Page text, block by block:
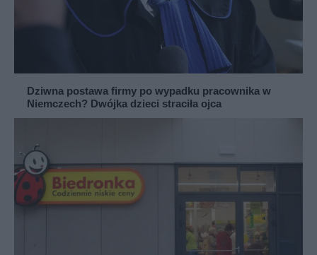
Dziwna postawa firmy po wypadku pracownika w
Niemczech? Dwójka dzieci straciła ojca